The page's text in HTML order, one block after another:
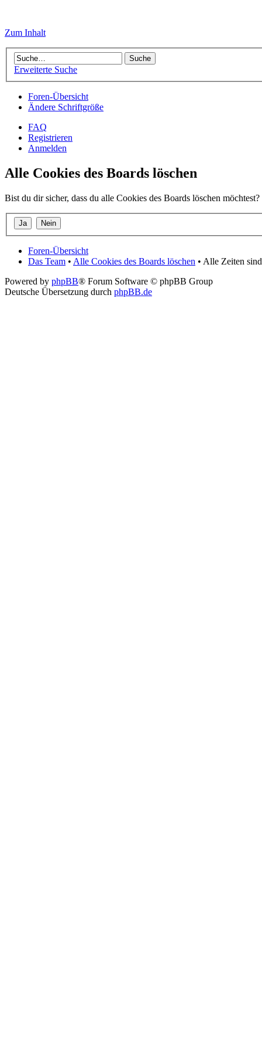
Zum Inhalt
Erweiterte Suche
Foren-Übersicht
Ändere Schriftgröße
FAQ
Registrieren
Anmelden
Alle Cookies des Boards löschen
Bist du dir sicher, dass du alle Cookies des Boards löschen möchtest?
Foren-Übersicht
Das Team • Alle Cookies des Boards löschen • Alle Zeiten
Powered by phpBB® Forum Software © phpBB Group
Deutsche Übersetzung durch phpBB.de